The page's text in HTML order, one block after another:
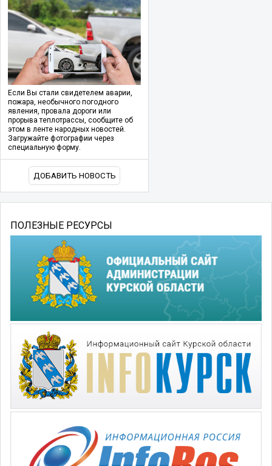
Если Вы стали свидетелем аварии,
пожара, необычного погодного
явления, провала дороги или
прорыва теплотрассы, сообщите об
этом в ленте народных новостей.
Загружайте фотографии через
специальную форму.
ДОБАВИТЬ НОВОСТЬ
ПОЛЕЗНЫЕ РЕСУРСЫ